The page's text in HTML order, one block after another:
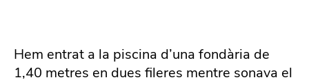
Hem entrat a la piscina d’una fondària de
1,40 metres en dues fileres mentre sonava el